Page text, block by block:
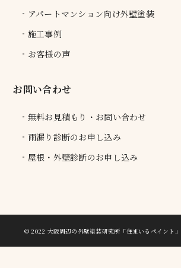
アパートマンション向け外壁塗装
施工事例
お客様の声
お問い合わせ
無料お見積もり・お問い合わせ
雨漏り診断のお申し込み
屋根・外壁診断のお申し込み
© 2022 大阪周辺の外壁塗装研究所「住まいるペイント」.